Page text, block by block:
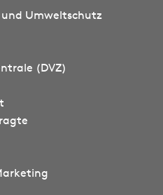
Umweltschutz
(DVZ)